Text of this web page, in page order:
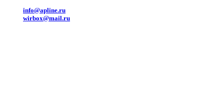
info@apline.ru
wirbox@mail.ru